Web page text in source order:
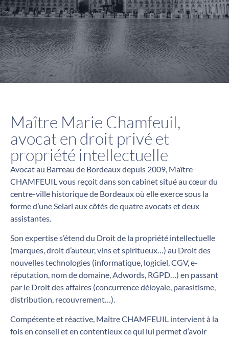
Maître Marie Chamfeuil,
avocat en droit privé et
propriété intellectuelle
Avocat au Barreau de Bordeaux depuis 2009, Maître
CHAMFEUIL vous reçoit dans son cabinet situé au cœur du
centre-ville historique de Bordeaux où elle exerce sous la
forme d’une Selarl aux côtés de quatre avocats et deux
assistantes.
Son expertise s’étend du Droit de la propriété intellectuelle
(marques, droit d’auteur, vins et spiritueux…) au Droit des
nouvelles technologies (informatique, logiciel, CGV, e-
réputation, nom de domaine, Adwords, RGPD…) en passant
par le Droit des affaires (concurrence déloyale, parasitisme,
distribution, recouvrement…).
Compétente et réactive, Maître CHAMFEUIL intervient à la
fois en conseil et en contentieux ce qui lui permet d’avoir